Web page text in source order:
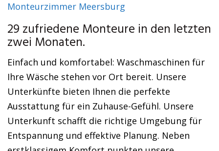
Monteurzimmer Meersburg
29 zufriedene Monteure in den letzten
zwei Monaten.
Einfach und komfortabel: Waschmaschinen für
Ihre Wäsche stehen vor Ort bereit. Unsere
Unterkünfte bieten Ihnen die perfekte
Ausstattung für ein Zuhause-Gefühl. Unsere
Unterkunft schafft die richtige Umgebung für
Entspannung und effektive Planung. Neben